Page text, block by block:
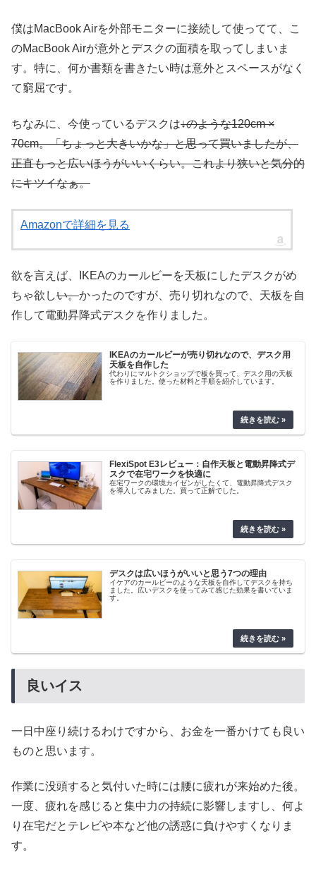
僕はMacBook Airを外部モニターに接続して使ってて、こ
のMacBook Airが意外とデスクの面積を取ってしまいま
す。特に、何か書類を書きたい時は意外とスペースがなく
て窮屈です。
ちなみに、今使っているデスクは↓のような120cm ×
70cm。「ちょっと大きいかな」と思って買いましたが、
正直もっと広いほうがいいくらい。これより狭いと気分的
にキツイなぁ。
Amazonで詳細を見る
欲を言えば、IKEAのカールビーを天板にしたデスクがめ
ちゃ欲しい。かったのですが、売り切れなので、天板を自
作して電動昇降式デスクを作りました。
IKEAのカールビーが売り切れなので、デスク用
天板を自作した
代わりにマルトクショップで板を買って、デスク用の天板
を作りました。使った材料と手順を紹介しています。
FlexiSpot E3レビュー：自作天板と電動昇降式デ
スクで在宅ワークを快適に
在宅ワークの環境カイゼンがしたくて、電動昇降式デスク
を導入してみました。買って正解でした。
デスクは広いほうがいいと思う7つの理由
イケアのカールビーのような天板を自作してデスクを持ち
ました。広いデスクを使ってみて感じた効果を書いていま
す。
良いイス
一日中座り続けるわけですから、お金を一番かけても良い
ものと思います。
作業に没頭すると気付いた時には腰に疲れが来始めた後。
一度、疲れを感じると集中力の持続に影響しますし、何よ
り在宅だとテレビや本など他の誘惑に負けやすくなりま
す。